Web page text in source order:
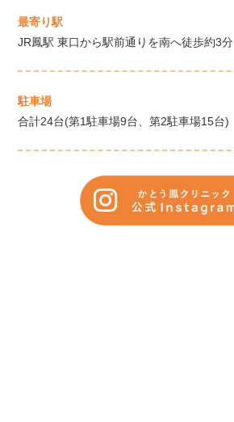
最寄り駅
JR鳳駅 東口から駅前通りを南へ徒歩約3分
駐車場
合計24台(第1駐車場9台、第2駐車場15台)